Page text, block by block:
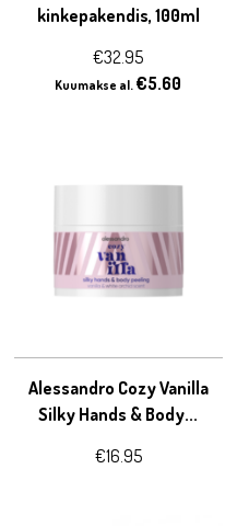
kinkepakendis, 100ml
€32.95
Kuumakse al. €5.60
Alessandro Cozy Vanilla
Silky Hands & Body...
€16.95